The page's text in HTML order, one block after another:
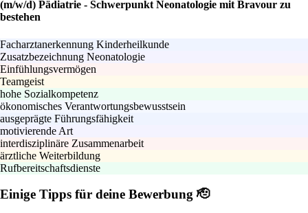
(m/w/d) Pädiatrie - Schwerpunkt Neonatologie mit Bravour zu
bestehen
Facharztanerkennung Kinderheilkunde
Zusatzbezeichnung Neonatologie
Einfühlungsvermögen
Teamgeist
hohe Sozialkompetenz
ökonomisches Verantwortungsbewusstsein
ausgeprägte Führungsfähigkeit
motivierende Art
interdisziplinäre Zusammenarbeit
ärztliche Weiterbildung
Rufbereitschaftsdienste
Einige Tipps für deine Bewerbung 🫡